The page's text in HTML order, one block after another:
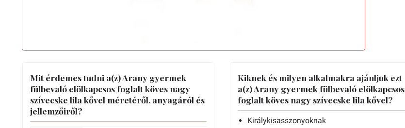
Mit érdemes tudni a(z) Arany gyermek
fülbevaló elölkapcsos foglalt köves nagy
szívecske lila kővel méretéről, anyagáról és
jellemzőiről?
Kiknek és milyen alkalmakra ajánljuk ezt
a(z) Arany gyermek fülbevaló elölkapcsos
foglalt köves nagy szívecske lila kővel?
Királykisasszonyoknak